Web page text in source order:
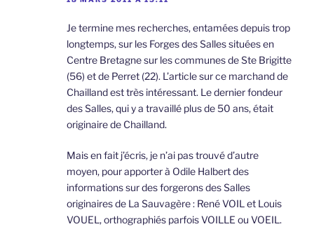
Je termine mes recherches, entamées depuis trop
longtemps, sur les Forges des Salles situées en
Centre Bretagne sur les communes de Ste Brigitte
(56) et de Perret (22). L’article sur ce marchand de
Chailland est très intéressant. Le dernier fondeur
des Salles, qui y a travaillé plus de 50 ans, était
originaire de Chailland.
Mais en fait j’écris, je n’ai pas trouvé d’autre
moyen, pour apporter à Odile Halbert des
informations sur des forgerons des Salles
originaires de La Sauvagère : René VOIL et Louis
VOUEL, orthographiés parfois VOILLE ou VOEIL.